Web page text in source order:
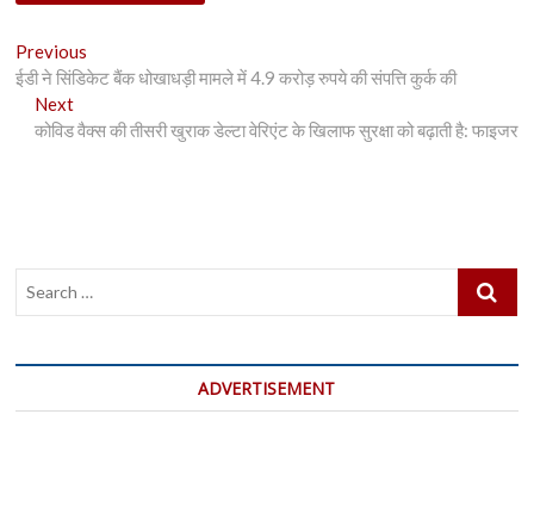
Post
navigation
Previous
post:
ईडी ने सिंडिकेट बैंक धोखाधड़ी मामले में 4.9 करोड़ रुपये की संपत्ति कुर्क की
NextNext
post:
कोविड वैक्स की तीसरी खुराक डेल्टा वेरिएंट के खिलाफ सुरक्षा को बढ़ाती है: फाइजर
Search
ADVERTISEMENT